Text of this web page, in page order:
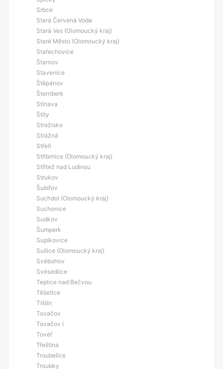
Srbce
Stará Červená Voda
Stará Ves (Olomoucký kraj)
Staré Město (Olomoucký kraj)
Stařechovice
Štarnov
Stavenice
Štěpánov
Šternberk
Stínava
Štíty
Stražisko
Strážná
Střeň
Stříbrnice (Olomoucký kraj)
Střítež nad Ludinou
Strukov
Šubířov
Suchdol (Olomoucký kraj)
Suchonice
Sudkov
Šumperk
Supíkovice
Sušice (Olomoucký kraj)
Svébohov
Svésedlice
Teplice nad Bečvou
Těšetice
Tištín
Tovačov
Tovačov I
Tovéř
Třeština
Troubelice
Troubky